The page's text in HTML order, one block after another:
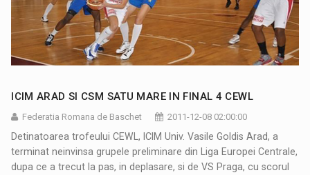
ICIM ARAD SI CSM SATU MARE IN FINAL 4 CEWL
Federatia Romana de Baschet 2011-12-08 02:00:00
Detinatoarea trofeului CEWL, ICIM Univ. Vasile Goldis Arad, a
terminat neinvinsa grupele preliminare din Liga Europei Centrale,
dupa ce a trecut la pas, in deplasare, si de VS Praga, cu scorul